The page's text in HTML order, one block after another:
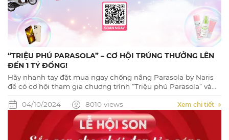
“TRIỆU PHÚ PARASOLA” – CƠ HỘI TRÚNG THƯỞNG LÊN
ĐẾN 1 TỶ ĐỒNG!
Hãy nhanh tay đặt mua ngay chống nắng Parasola by Naris
để có cơ hội tham gia chương trình “Triệu phú Parasola” và
04/10/2024
8010 views Xem chi tiết